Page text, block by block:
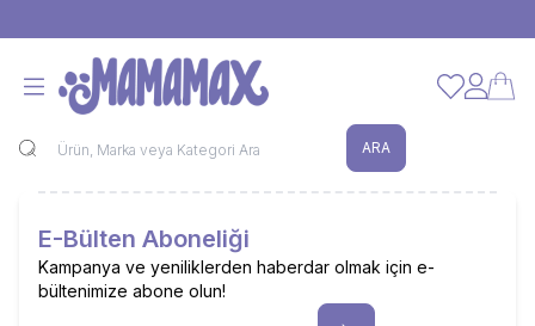
ARA
Hesabım
E-Bülten Aboneliği
Kampanya ve yeniliklerden haberdar olmak için e-
bültenimize abone olun!